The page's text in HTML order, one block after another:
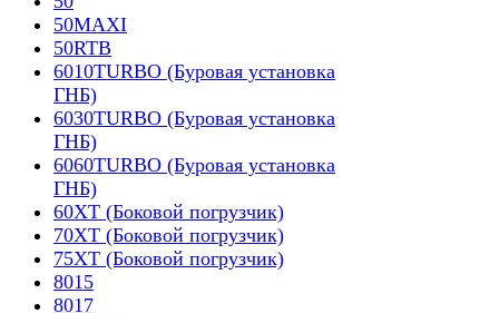
50MAXI
50RTB
6010TURBO (Буровая установка
ГНБ)
6030TURBO (Буровая установка
ГНБ)
6060TURBO (Буровая установка
ГНБ)
60XT (Боковой погрузчик)
70XT (Боковой погрузчик)
75XT (Боковой погрузчик)
8015
8017